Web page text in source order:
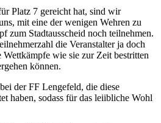
Platz 7 gereicht hat, sind wir
mit eine der wenigen Wehren zu
zum Stadtausscheid noch teilnehmen.
die Veranstalter ja doch
Wettkämpfe wie sie zur Zeit bestritten
können.
der FF Lengefeld, die diese
haben, sodass für das leiibliche Wohl